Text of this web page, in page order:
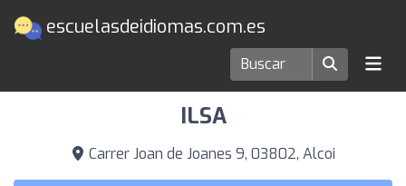
escuelasdeidiomas.com.es
Escuelas de idiomas en Alcoi
ILSA
Carrer Joan de Joanes 9, 03802, Alcoi